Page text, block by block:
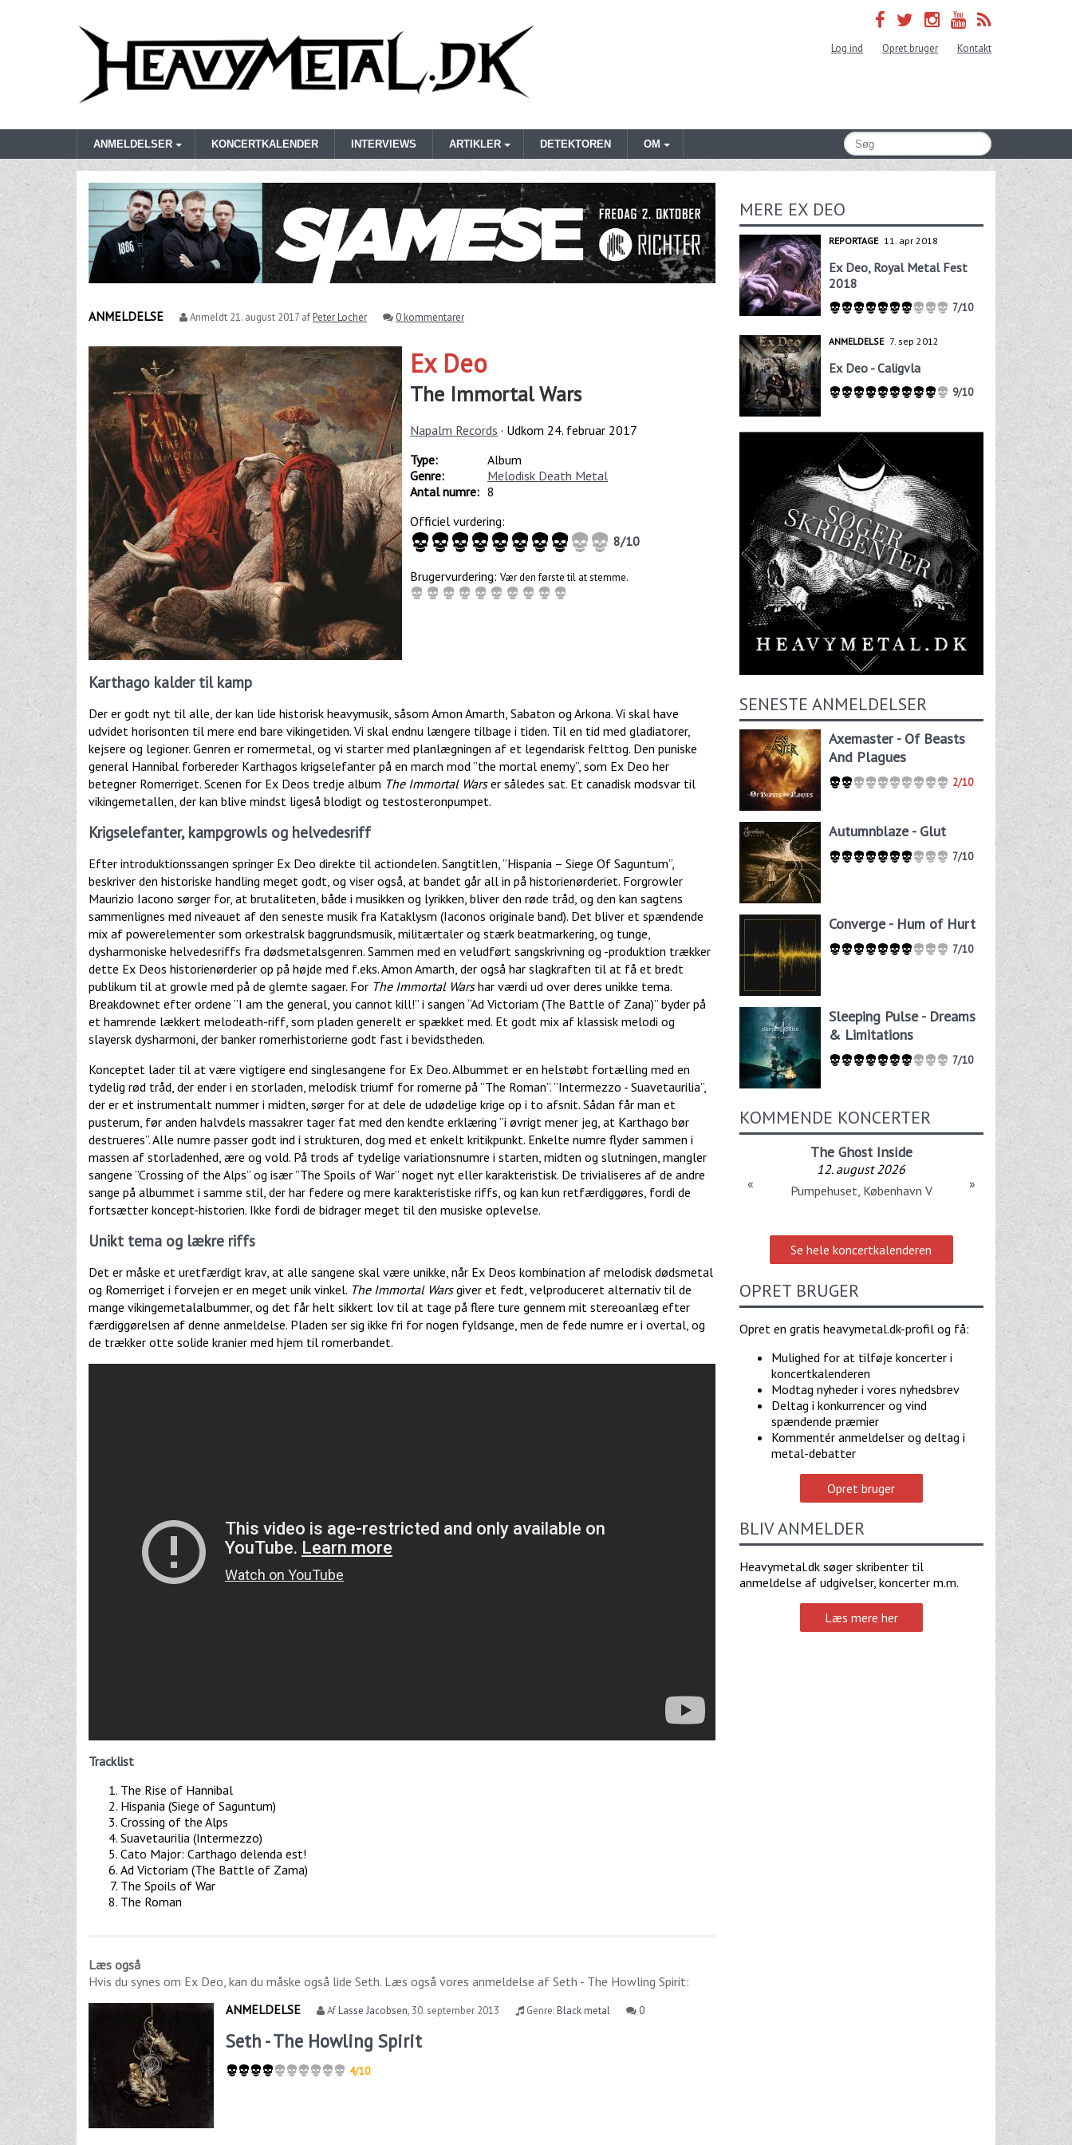
Log ind Opret bruger Kontakt
ANMELDELSER KONCERTKALENDER INTERVIEWS ARTIKLER DETEKTOREN OM
ANMELDELSE Anmeldt 21. august 2017 afPeter Locher 0 kommentarer
Ex Deo
The Immortal Wars
Napalm Records · Udkom 24. februar 2017
Type:
Album
Genre:
Melodisk Death Metal
Antal numre: 8
Officiel vurdering:
8/10
Brugervurdering: Vær den første til at stemme.
Karthago kalder til kamp
Der er godt nyt til alle, der kan lide historisk heavymusik, såsom Amon Amarth, Sabaton og Arkona. Vi skal have
udvidet horisonten til mere end bare vikingetiden. Vi skal endnu længere tilbage i tiden. Til en tid med gladiatorer,
kejsere og legioner. Genren er romermetal, og vi starter med planlægningen af et legendarisk felttog. Den puniske
general Hannibal forbereder Karthagos krigselefanter på en march mod ”the mortal enemy”, som Ex Deo her
betegner Romerriget. Scenen for Ex Deos tredje album The Immortal Warser således sat. Et canadisk modsvar til
vikingemetallen, der kan blive mindst ligeså blodigt og testosteronpumpet.
Krigselefanter, kampgrowls og helvedesriff
Efter introduktionssangen springer Ex Deo direkte til actiondelen. Sangtitlen, ”Hispania – Siege Of Saguntum”,
beskriver den historiske handling meget godt, og viser også, at bandet går all in på historienørderiet. Forgrowler
Maurizio Iacono sørger for, at brutaliteten, både i musikken og lyrikken, bliver den røde tråd, og den kan sagtens
sammenlignes med niveauet af den seneste musik fra Kataklysm (Iaconos originale band). Det bliver et spændende
mix af powerelementer som orkestralsk baggrundsmusik, militærtaler og stærk beatmarkering, og tunge,
dysharmoniske helvedesriffs fra dødsmetalsgenren. Sammen med en veludført sangskrivning og -produktion trækker
dette Ex Deos historienørderier op på højde med f.eks. Amon Amarth, der også har slagkraften til at få et bredt
publikum til at growle med på de glemte sagaer. For The Immortal Warshar værdi ud over deres unikke tema.
Breakdownet efter ordene ”I am the general, you cannot kill!” i sangen “Ad Victoriam (The Battle of Zana)” byder på
et hamrende lækkert melodeath-riff, som pladen generelt er spækket med. Et godt mix af klassisk melodi og
slayersk dysharmoni, der banker romerhistorierne godt fast i bevidstheden.
Konceptet lader til at være vigtigere end singlesangene for Ex Deo. Albummet er en helstøbt fortælling med en
tydelig rød tråd, der ender i en storladen, melodisk triumf for romerne på ”The Roman”. ”Intermezzo - Suavetaurilia”,
der er et instrumentalt nummer i midten, sørger for at dele de udødelige krige op i to afsnit. Sådan får man et
pusterum, før anden halvdels massakrer tager fat med den kendte erklæring ”i øvrigt mener jeg, at Karthago bør
destrueres”. Alle numre passer godt ind i strukturen, dog med et enkelt kritikpunkt. Enkelte numre flyder sammen i
massen af storladenhed, ære og vold. På trods af tydelige variationsnumre i starten, midten og slutningen, mangler
sangene ”Crossing of the Alps” og især ”The Spoils of War” noget nyt eller karakteristisk. De trivialiseres af de andre
sange på albummet i samme stil, der har federe og mere karakteristiske riffs, og kan kun retfærdiggøres, fordi de
fortsætter koncept-historien. Ikke fordi de bidrager meget til den musiske oplevelse.
Unikt tema og lækre riffs
Det er måske et uretfærdigt krav, at alle sangene skal være unikke, når Ex Deos kombination af melodisk dødsmetal
og Romerriget i forvejen er en meget unik vinkel. The Immortal Warsgiver et fedt, velproduceret alternativ til de
mange vikingemetalalbummer, og det får helt sikkert lov til at tage på flere ture gennem mit stereoanlæg efter
færdiggørelsen af denne anmeldelse. Pladen ser sig ikke fri for nogen fyldsange, men de fede numre er i overtal, og
de trækker otte solide kranier med hjem til romerbandet.
Tracklist
The Rise of Hannibal
Hispania (Siege of Saguntum)
Crossing of the Alps
Suavetaurilia (Intermezzo)
Cato Major: Carthago delenda est!
Ad Victoriam (The Battle of Zama)
The Spoils of War
The Roman
Læs også
Hvis du synes om Ex Deo , kan du måske også lide Seth. Læs også vores anmeldelse af Seth - The Howling Spirit:
ANMELDELSE
AfLasse Jacobsen, 30. september 2013 Genre:Black metal 0
Seth - The Howling Spirit
4/10
MERE EX DEO
REPORTAGE 11. apr 2018
Ex Deo, Royal Metal Fest
2018
7/10
ANMELDELSE 7. sep 2012
Ex Deo - Caligvla
9/10
SENESTE ANMELDELSER
Axemaster - Of Beasts
And Plagues
2/10
Autumnblaze - Glut
7/10
Converge - Hum of Hurt
7/10
Sleeping Pulse - Dreams
& Limitations
7/10
KOMMENDE KONCERTER
The Ghost Inside
12. august 2026
Pumpehuset, København V
« »
Se hele koncertkalenderen
OPRET BRUGER
Opret en gratis heavymetal.dk-profil og få:
Mulighed for at tilføje koncerter i
koncertkalenderen
Modtag nyheder i vores nyhedsbrev
Deltag i konkurrencer og vind
spændende præmier
Kommentér anmeldelser og deltag i
metal-debatter
Opret bruger
BLIV ANMELDER
Heavymetal.dk søger skribenter til
anmeldelse af udgivelser, koncerter m.m.
Læs mere her